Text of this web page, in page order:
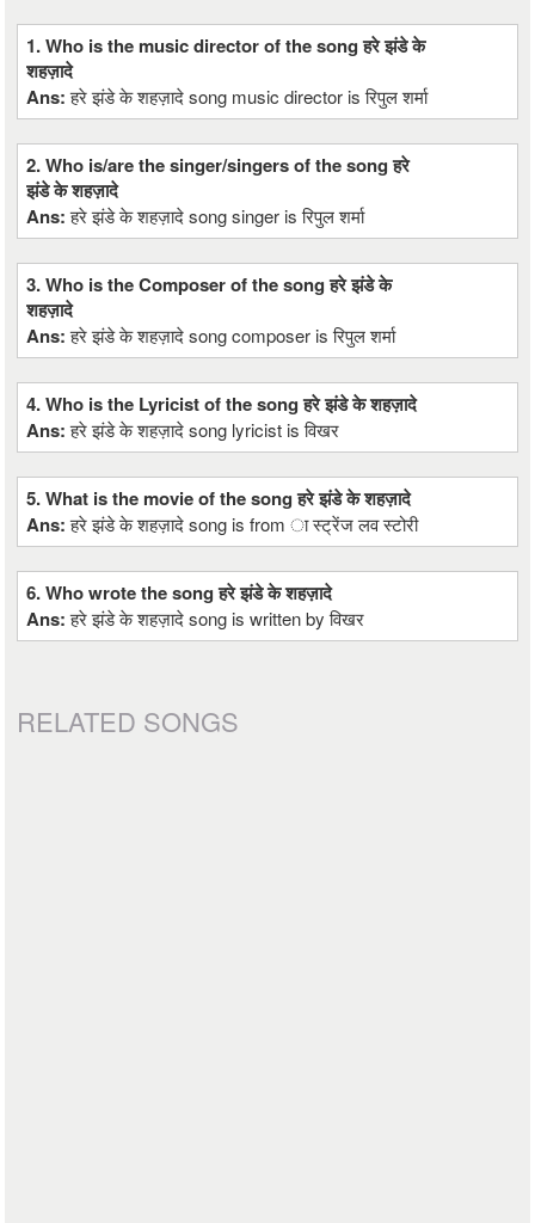
1. Who is the music director of the song हरे झंडे के
शहज़ादे
Ans:हरे झंडे के शहज़ादे song music director is रिपुल शर्मा
2. Who is/are the singer/singers of the song हरे
झंडे के शहज़ादे
Ans:हरे झंडे के शहज़ादे song singer is रिपुल शर्मा
3. Who is the Composer of the song हरे झंडे के
शहज़ादे
Ans:हरे झंडे के शहज़ादे song composer is रिपुल शर्मा
4. Who is the Lyricist of the song हरे झंडे के शहज़ादे
Ans:हरे झंडे के शहज़ादे song lyricist is विखर
5. What is the movie of the song हरे झंडे के शहज़ादे
Ans:हरे झंडे के शहज़ादे song is from ा स्ट्रेंज लव स्टोरी
6. Who wrote the song हरे झंडे के शहज़ादे
Ans:हरे झंडे के शहज़ादे song is written by विखर
RELATED SONGS